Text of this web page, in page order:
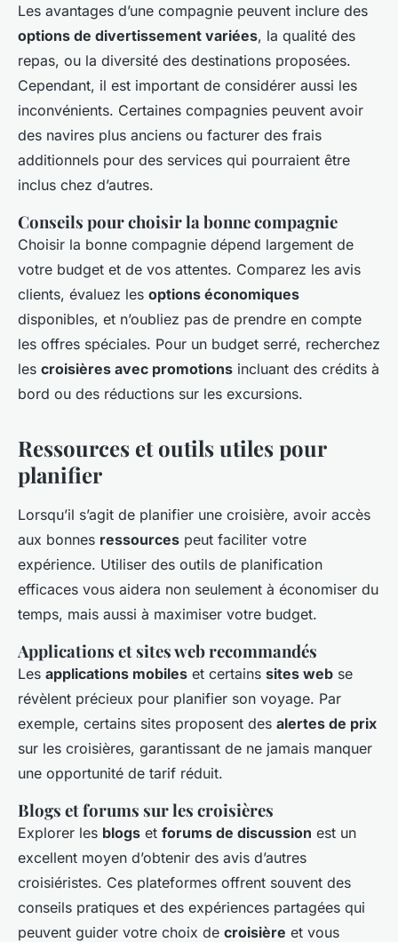
Les avantages d’une compagnie peuvent inclure des
options de divertissement variées, la qualité des
repas, ou la diversité des destinations proposées.
Cependant, il est important de considérer aussi les
inconvénients. Certaines compagnies peuvent avoir
des navires plus anciens ou facturer des frais
additionnels pour des services qui pourraient être
inclus chez d’autres.
Conseils pour choisir la bonne compagnie
Choisir la bonne compagnie dépend largement de
votre budget et de vos attentes. Comparez les avis
clients, évaluez les options économiques
disponibles, et n’oubliez pas de prendre en compte
les offres spéciales. Pour un budget serré, recherchez
les croisières avec promotions incluant des crédits à
bord ou des réductions sur les excursions.
Ressources et outils utiles pour
planifier
Lorsqu’il s’agit de planifier une croisière, avoir accès
aux bonnes ressources peut faciliter votre
expérience. Utiliser des outils de planification
efficaces vous aidera non seulement à économiser du
temps, mais aussi à maximiser votre budget.
Applications et sites web recommandés
Les applications mobiles et certains sites web se
révèlent précieux pour planifier son voyage. Par
exemple, certains sites proposent des alertes de prix
sur les croisières, garantissant de ne jamais manquer
une opportunité de tarif réduit.
Blogs et forums sur les croisières
Explorer les blogs et forums de discussion est un
excellent moyen d’obtenir des avis d’autres
croisiéristes. Ces plateformes offrent souvent des
conseils pratiques et des expériences partagées qui
peuvent guider votre choix de croisière et vous